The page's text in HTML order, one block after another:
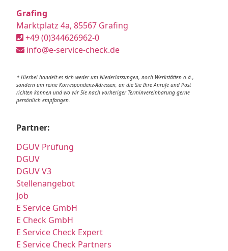
Grafing
Marktplatz 4a, 85567 Grafing
+49 (0)344626962-0
info@e-service-check.de
* Hierbei handelt es sich weder um Niederlassungen, noch Werkstätten o.ä.,
sondern um reine Korrespondenz-Adressen, an die Sie Ihre Anrufe und Post
richten können und wo wir Sie nach vorheriger Terminvereinbarung gerne
persönlich empfangen.
Partner:
DGUV Prüfung
DGUV
DGUV V3
Stellenangebot
Job
E Service GmbH
E Check GmbH
E Service Check Expert
E Service Check Partners